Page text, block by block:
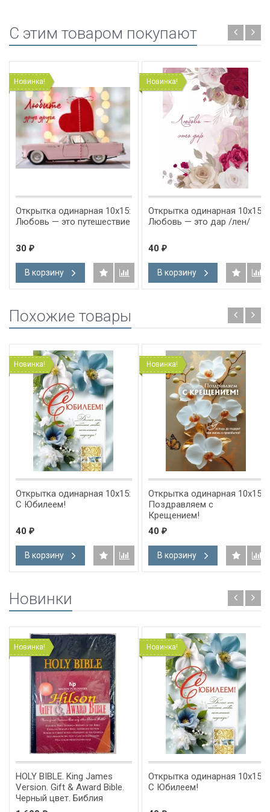
C этим товаром покупают
Новинка!
Открытка одинарная 10x15:
Любовь — это путешествие
30 ₽
В корзину
Новинка!
Открытка одинарная 10x15:
Любовь — это дар /лен/
40 ₽
В корзину
Похожие товары
Новинка!
Открытка одинарная 10x15:
С Юбилеем!
40 ₽
В корзину
Новинка!
Открытка одинарная 10x15:
Поздравляем с
Крещением!
40 ₽
В корзину
Новинки
Новинка!
HOLY BIBLE. King James
Version. Gift & Award Bible.
Черный цвет. Библия
Короля Иакова на
Новинка!
Открытка одинарная 10x15:
С Юбилеем!